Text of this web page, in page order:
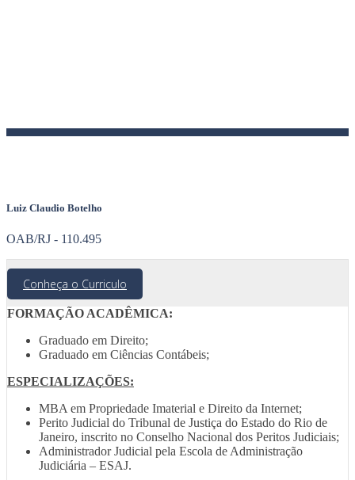
Luiz Claudio Botelho
OAB/RJ - 110.495
Conheça o Curriculo
FORMAÇÃO ACADÊMICA:
Graduado em Direito;
Graduado em Ciências Contábeis;
ESPECIALIZAÇÕES:
MBA em Propriedade Imaterial e Direito da Internet;
Perito Judicial do Tribunal de Justiça do Estado do Rio de
Janeiro, inscrito no Conselho Nacional dos Peritos Judiciais;
Administrador Judicial pela Escola de Administração
Judiciária – ESAJ.